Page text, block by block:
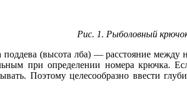
Рис. 1. Рыболовный
(высота лба) — расстояние между
при определении номера крючка.
Поэтому целесообразно ввести